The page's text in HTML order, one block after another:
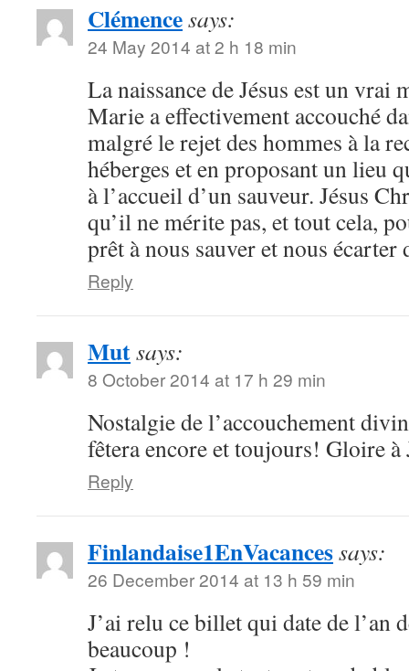
Clémencesays:
24 May 2014 at 2 h 18 min
La naissance de Jésus est un vrai
Marie a effectivement accouché
malgré le rejet des hommes à la
héberges et en proposant un lieu
à l’accueil d’un sauveur. Jésus
qu’il ne mérite pas, et tout cela,
prêt à nous sauver et nous
Reply
Mutsays:
8 October 2014 at 17 h 29 min
Nostalgie de l’accouchement
fêtera encore et toujours! Gloire à
Reply
Finlandaise1EnVacancessays:
26 December 2014 at 13 h 59 min
J’ai relu ce billet qui date de l’an
beaucoup !